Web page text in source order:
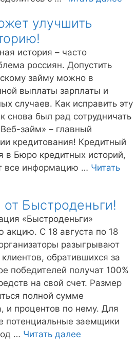
улучшить
история – часто
россиян. Допустить
займу можно в
выплаты зарплаты и
случаев. Как исправить эту
снова был рад сотрудничать
займ» – главный
кредитования! Кредитный
в Бюро кредитных историй,
все информацию … Читать
Быстроденьги!
«Быстроденьги»
акцию. С 18 августа по 18
разыгрывают
обратившихся за
победителей получат 100%
на свой счет. Размер
полной сумме
и процентов по нему. Для
потенциальные заемщики
… Читать далее